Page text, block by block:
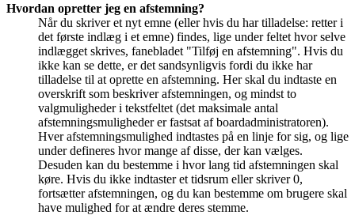
Hvordan opretter jeg en afstemning?
Når du skriver et nyt emne (eller hvis du har tilladelse: retter i
det første indlæg i et emne) findes, lige under feltet hvor selve
indlægget skrives, fanebladet "Tilføj en afstemning". Hvis du
ikke kan se dette, er det sandsynligvis fordi du ikke har
tilladelse til at oprette en afstemning. Her skal du indtaste en
overskrift som beskriver afstemningen, og mindst to
valgmuligheder i tekstfeltet (det maksimale antal
afstemningsmuligheder er fastsat af boardadministratoren).
Hver afstemningsmulighed indtastes på en linje for sig, og lige
under defineres hvor mange af disse, der kan vælges.
Desuden kan du bestemme i hvor lang tid afstemningen skal
køre. Hvis du ikke indtaster et tidsrum eller skriver 0,
fortsætter afstemningen, og du kan bestemme om brugere skal
have mulighed for at ændre deres stemme.